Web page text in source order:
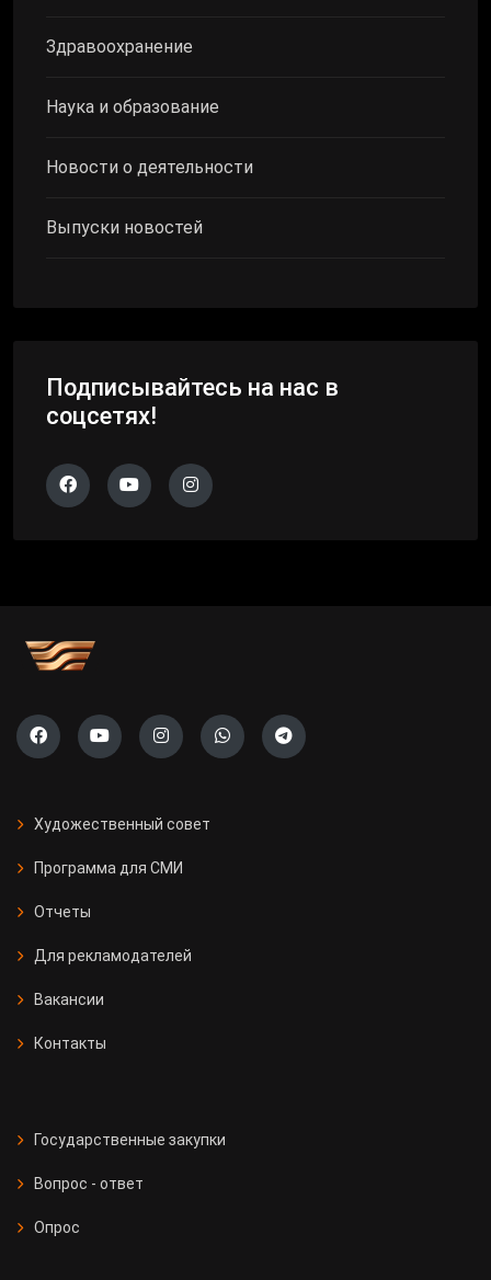
Здравоохранение
Наука и образование
Новости о деятельности
Выпуски новостей
Подписывайтесь на нас в
соцсетях!
Художественный совет
Программа для СМИ
Отчеты
Для рекламодателей
Вакансии
Контакты
Государственные закупки
Вопрос - ответ
Опрос